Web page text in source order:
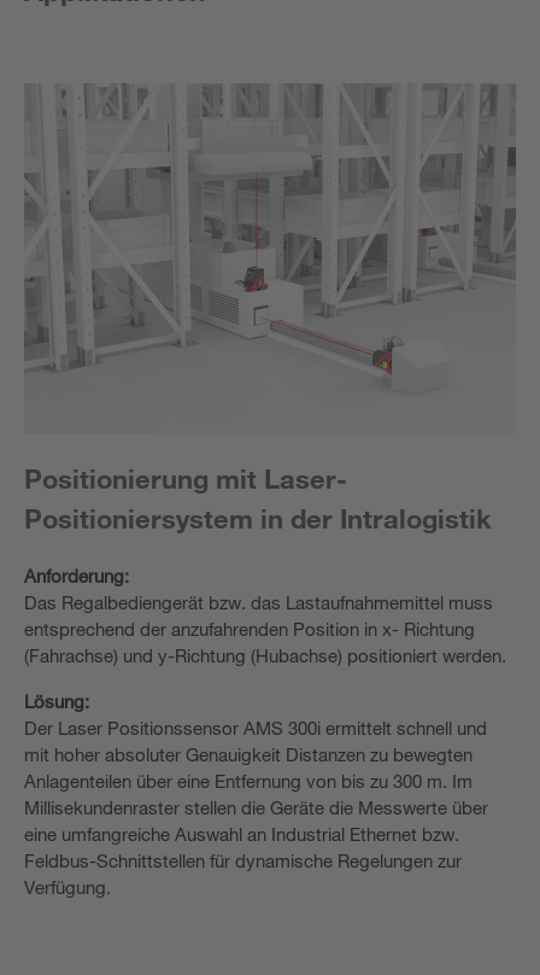
Positionierung mit Laser-
Positioniersystem in der Intralogistik
Anforderung:
Das Regalbediengerät bzw. das Lastaufnahmemittel muss
entsprechend der anzufahrenden Position in x- Richtung
(Fahrachse) und y-Richtung (Hubachse) positioniert werden.
Lösung:
Der Laser Positionssensor AMS 300i ermittelt schnell und
mit hoher absoluter Genauigkeit Distanzen zu bewegten
Anlagenteilen über eine Entfernung von bis zu 300 m. Im
Millisekundenraster stellen die Geräte die Messwerte über
eine umfangreiche Auswahl an Industrial Ethernet bzw.
Feldbus-Schnittstellen für dynamische Regelungen zur
Verfügung.